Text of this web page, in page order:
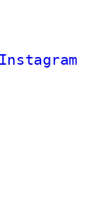
Instagram